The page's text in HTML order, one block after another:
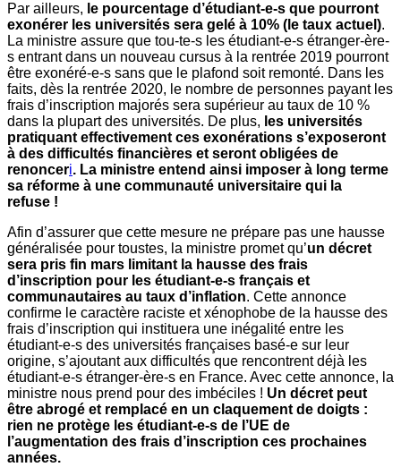
Par ailleurs, le pourcentage d’étudiant-e-s que pourront
exonérer les universités sera gelé à 10% (le taux actuel).
La ministre assure que tou-te-s les étudiant-e-s étranger-ère-
s entrant dans un nouveau cursus à la rentrée 2019 pourront
être exonéré-e-s sans que le plafond soit remonté. Dans les
faits, dès la rentrée 2020, le nombre de personnes payant les
frais d’inscription majorés sera supérieur au taux de 10 %
dans la plupart des universités. De plus, les universités
pratiquant effectivement ces exonérations s’exposeront
à des difficultés financières et seront obligées de
renonceri. La ministre entend ainsi imposer à long terme
sa réforme à une communauté universitaire qui la
refuse !
Afin d’assurer que cette mesure ne prépare pas une hausse
généralisée pour toustes, la ministre promet qu’un décret
sera pris fin mars limitant la hausse des frais
d’inscription pour les étudiant-e-s français et
communautaires au taux d’inflation. Cette annonce
confirme le caractère raciste et xénophobe de la hausse des
frais d’inscription qui instituera une inégalité entre les
étudiant-e-s des universités françaises basé-e sur leur
origine, s’ajoutant aux difficultés que rencontrent déjà les
étudiant-e-s étranger-ère-s en France. Avec cette annonce, la
ministre nous prend pour des imbéciles ! Un décret peut
être abrogé et remplacé en un claquement de doigts :
rien ne protège les étudiant-e-s de l’UE de
l’augmentation des frais d’inscription ces prochaines
années.